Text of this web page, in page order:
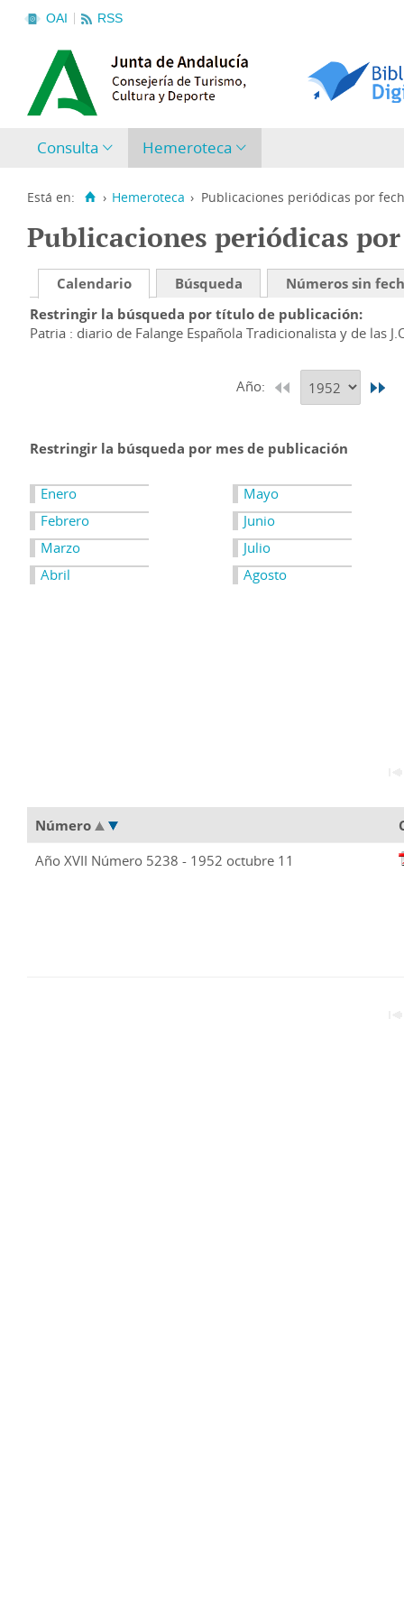
OAI RSS
Consulta Hemeroteca
Está en: › Hemeroteca › Publicaciones periódicas por
Publicaciones periódicas
Calendario Búsqueda
Números sin
Restringir la búsqueda por título de publicación
Patria : diario de Falange Española Tradicionalista y de las
Año:
Restringir la búsqueda por mes de publicación
Enero
Febrero
Marzo
Abril
Mayo
Junio
Julio
Agosto
Número
Año XVII Número 5238 - 1952 octubre 11